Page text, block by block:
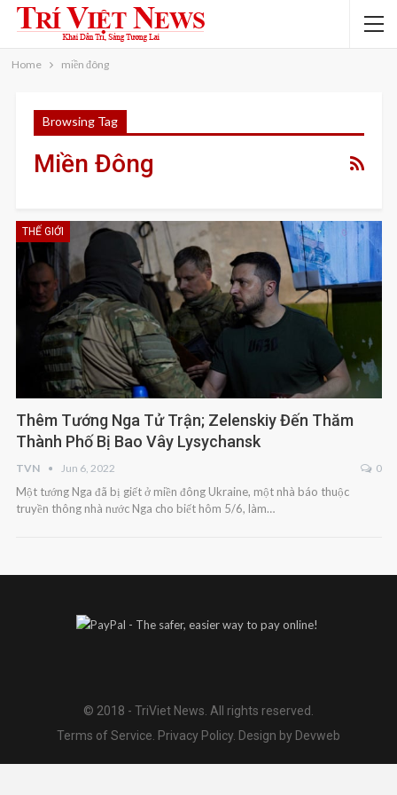
Home miền đông
Browsing Tag
Miền Đông
THẾ GIỚI
Thêm Tướng Nga Tử Trận; Zelenskiy Đến Thăm
Thành Phố Bị Bao Vây Lysychansk
TVN Jun 6, 2022 0
Một tướng Nga đã bị giết ở miền đông Ukraine, một nhà báo thuộc
truyền thông nhà nước Nga cho biết hôm 5/6, làm…
© 2018 - TriViet News. All rights reserved.
Terms of Service. Privacy Policy. Design by Devweb